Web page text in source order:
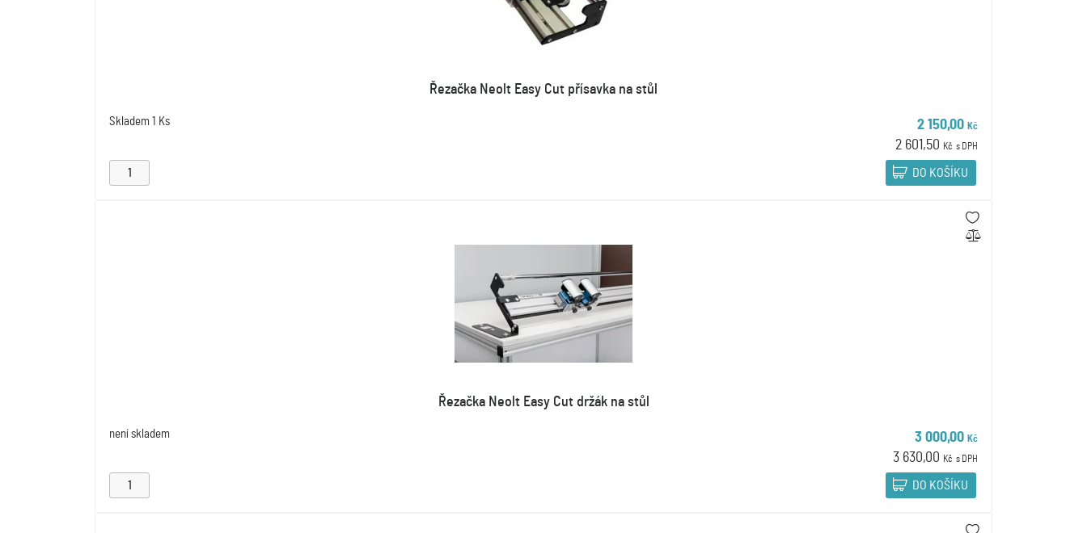
Řezačka Neolt Easy Cut přísavka na stůl
Skladem 1 Ks 2 150,00 Kč
2 601,50 Kč s DPH
DO KOŠÍKU
Řezačka Neolt Easy Cut držák na stůl
není skladem 3 000,00 Kč
3 630,00 Kč s DPH
DO KOŠÍKU